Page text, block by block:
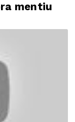
mentiu